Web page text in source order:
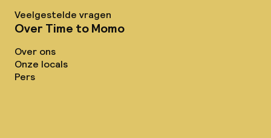
Veelgestelde vragen
Over Time to Momo
Over ons
Onze locals
Pers